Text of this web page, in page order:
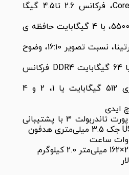
اینتل Core i7- 9750h، فرکانس 2.6 تا4.5 گیگا
amd رادئون پرو 5500m، با 4 گیگابایت حافظه ی
نمایشگر 16 اینچی رتینا، نسبت تصویر 16:10، وضوح
حافظه رم 16، 32 یا 64 گیگابایت DDR4 فرکانس
حافظه ذخیره سازی 512 گیگابایت یا 1، 2 و 4
ایدی
ورودی و خروجی 4 پورت تاندربولت 3 با پشتیبانی